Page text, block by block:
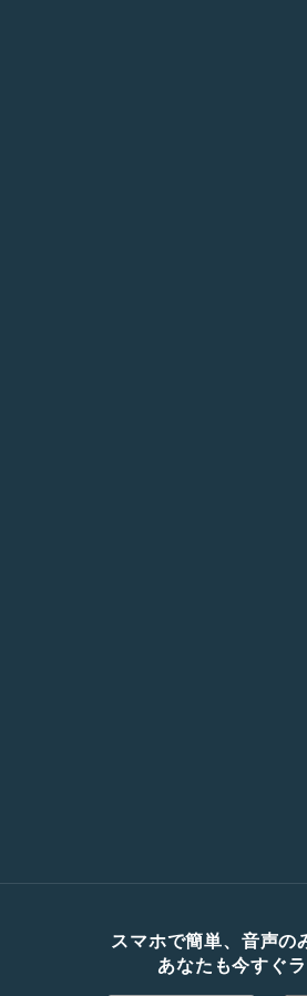
スマホで簡単、音声の
あなたも今すぐ